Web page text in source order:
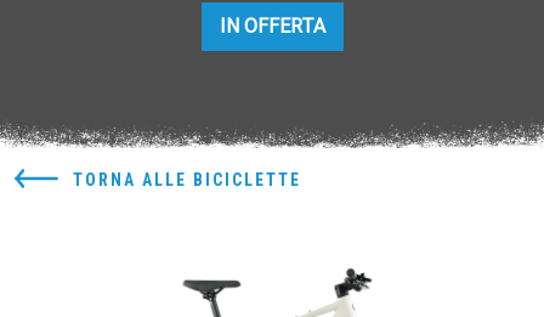
IN OFFERTA
TORNA ALLE BICICLETTE